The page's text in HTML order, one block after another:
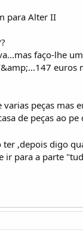
para Alter II
faço-lhe
euros
peças mas
de peças ao
,depois digo
ir para a parte